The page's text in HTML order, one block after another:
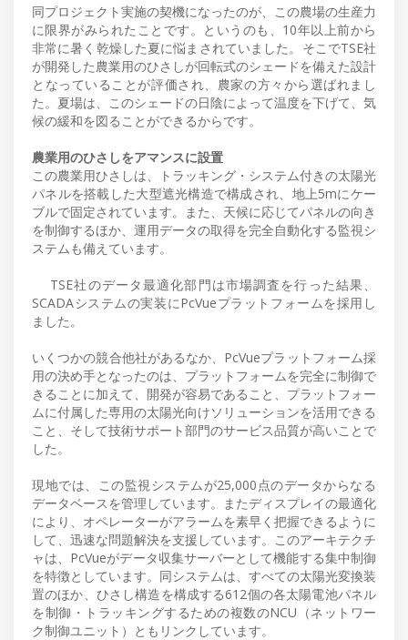
同プロジェクト実施の契機になったのが、この農場の生産力
に限界がみられたことです。というのも、10年以上前から
非常に暑く乾燥した夏に悩まされていました。そこでTSE社
が開発した農業用のひさしが回転式のシェードを備えた設計
となっていることが評価され、農家の方々から選ばれまし
た。夏場は、このシェードの日陰によって温度を下げて、気
候の緩和を図ることができるからです。
農業用のひさしをアマンスに設置
この農業用ひさしは、トラッキング・システム付きの太陽光
パネルを搭載した大型遮光構造で構成され、地上5mにケー
ブルで固定されています。また、天候に応じてパネルの向き
を制御するほか、運用データの取得を完全自動化する監視シ
ステムも備えています。
TSE社のデータ最適化部門は市場調査を行った結果、
SCADAシステムの実装にPcVueプラットフォームを採用し
ました。
いくつかの競合他社があるなか、PcVueプラットフォーム採
用の決め手となったのは、プラットフォームを完全に制御で
きることに加えて、開発が容易であること、プラットフォー
ムに付属した専用の太陽光向けソリューションを活用できる
こと、そして技術サポート部門のサービス品質が高いことで
した。
現地では、この監視システムが25,000点のデータからなる
データベースを管理しています。またディスプレイの最適化
により、オペレーターがアラームを素早く把握できるように
して、迅速な問題解決を支援しています。このアーキテクチ
ャは、PcVueがデータ収集サーバーとして機能する集中制御
を特徴としています。同システムは、すべての太陽光変換装
置のほか、ひさし構造を構成する612個の各太陽電池パネル
を制御・トラッキングするための複数のNCU（ネットワー
ク制御ユニット）ともリンクしています。